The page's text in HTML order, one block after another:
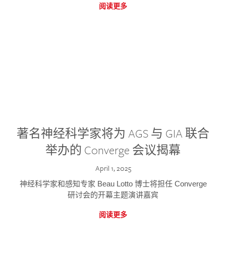
阅读更多
著名神经科学家将为 AGS 与 GIA 联合
举办的 Converge 会议揭幕
April 1, 2025
神经科学家和感知专家 Beau Lotto 博士将担任 Converge
研讨会的开幕主题演讲嘉宾
阅读更多